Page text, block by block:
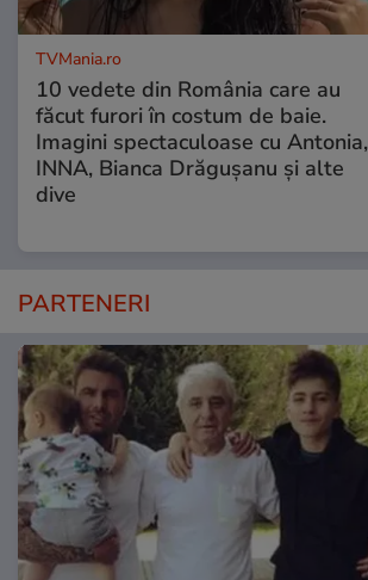
TVMania.ro
10 vedete din România care au
făcut furori în costum de baie.
Imagini spectaculoase cu Antonia,
INNA, Bianca Drăgușanu și alte
dive
PARTENERI